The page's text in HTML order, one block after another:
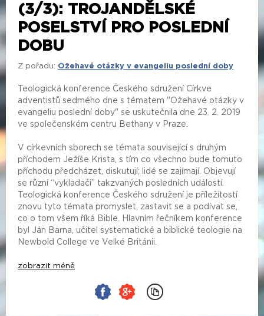
(3/3): TROJANDĚLSKÉ
POSELSTVÍ PRO POSLEDNÍ
DOBU
Z pořadu: Ožehavé otázky v evangeliu poslední doby
Teologická konference Českého sdružení Církve
adventistů sedmého dne s tématem "Ožehavé otázky v
evangeliu poslední doby" se uskutečnila dne 23. 2. 2019
ve společenském centru Bethany v Praze.
V církevních sborech se témata související s druhým
příchodem Ježíše Krista, s tím co všechno bude tomuto
příchodu předcházet, diskutují; lidé se zajímají. Objevují
se různí “vykladači” takzvaných posledních událostí.
Teologická konference Českého sdružení je příležitostí
znovu tyto témata promyslet, zastavit se a podívat se,
co o tom všem říká Bible. Hlavním řečníkem konference
byl Ján Barna, učitel systematické a biblické teologie na
Newbold College ve Velké Británii.
zobrazit méně